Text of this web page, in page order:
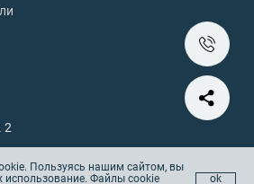
2
Пользуясь нашим сайтом, вы
использование. Файлы cookie
ok